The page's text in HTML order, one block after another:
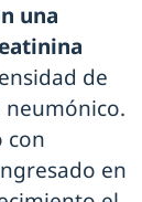
una
de
con
en